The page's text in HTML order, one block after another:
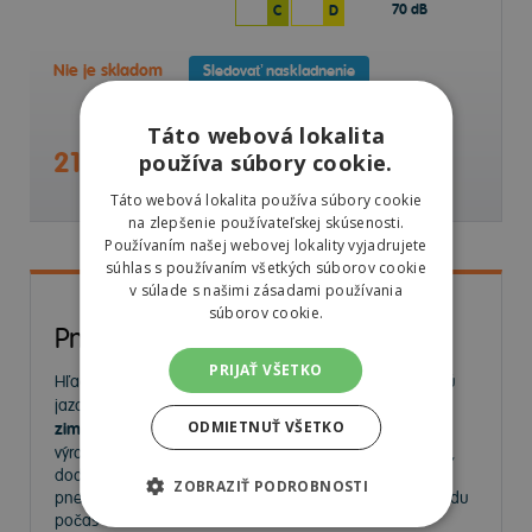
C D 70 dB
Nie je skladom Sledovať naskladnenie
218,66 €
Pneumatiky
Hľadáte kvalitnépneumatiky pre bezpečnú a komfortnú
jazdu? Na
MorePneu.sknájdete široký výberletných,
zimných a celoročných pneumatíkod popredných
výrobcov. Ponúkame pneumatiky pre osobné autá, SUV,
dodávky aj úžitkové vozidlá. Vyberte si spoľahlivé
pneumatiky za výhodné ceny a užívajte si bezpečnú jazdu
počas celého roka.
Táto webová lokalita
používa súbory cookie.
Táto webová lokalita používa súbory cookie
na zlepšenie používateľskej skúsenosti.
Používaním našej webovej lokality vyjadrujete
súhlas s používaním všetkých súborov cookie
v súlade s našimi zásadami používania
súborov cookie.
PRIJAŤ VŠETKO
ODMIETNUŤ VŠETKO
ZOBRAZIŤ PODROBNOSTI